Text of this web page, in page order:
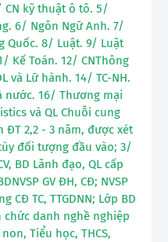
CN kỹ thuật ô tô. 5/
6/ Ngôn Ngữ Anh. 7/
Quốc. 8/ Luật. 9/ Luật
Kế Toán. 12/ CNThông
và Lữ hành. 14/ TC-NH.
nước. 16/ Thương mại
và QL Chuỗi cung
ĐT 2,2 - 3 năm, được xét
đối tượng đầu vào; 3/
BD Lãnh đạo, QL cấp
GV ĐH, CĐ; NVSP
CĐ TC, TTGDNN; Lớp BD
danh nghề nghiệp
Tiểu học, THCS,